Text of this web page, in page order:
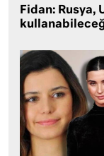
Fidan: Rusya,